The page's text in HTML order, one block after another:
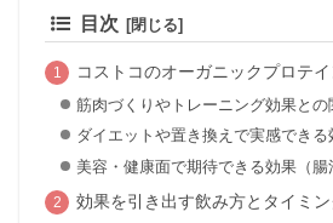
目次
コストコのオーガニックプロテ
筋肉づくりやトレーニング効果との
ダイエットや置き換えで実感できる
美容・健康面で期待できる効果（腸
効果を引き出す飲み方とタイミ